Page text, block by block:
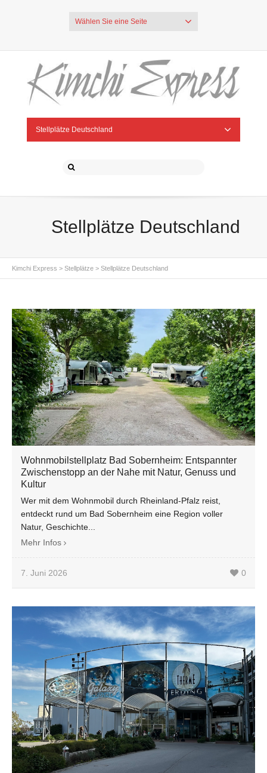
Wählen Sie eine Seite
Stellplätze Deutschland
Stellplätze Deutschland
Kimchi Express > Stellplätze > Stellplätze Deutschland
Wohnmobilstellplatz Bad Sobernheim: Entspannter
Zwischenstopp an der Nahe mit Natur, Genuss und
Kultur
Wer mit dem Wohnmobil durch Rheinland-Pfalz reist,
entdeckt rund um Bad Sobernheim eine Region voller
Natur, Geschichte...
Mehr Infos
7. Juni 2026 0